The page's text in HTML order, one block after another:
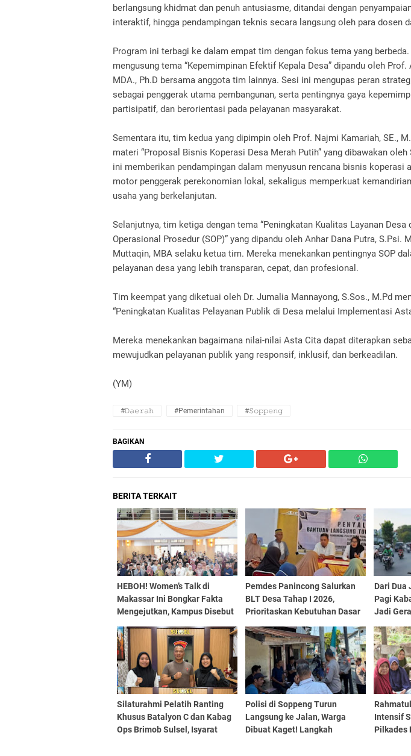
berlangsung khidmat dan penuh antusiasme, ditandai dengan
interaktif, hingga pendampingan teknis secara langsung oleh para dosen
Program ini terbagi ke dalam empat tim dengan fokus tema yang
mengusung tema “Kepemimpinan Efektif Kepala Desa” dipandu oleh Prof.
MDA., Ph.D bersama anggota tim lainnya. Sesi ini mengupas peran
sebagai penggerak utama pembangunan, serta pentingnya gaya
partisipatif, dan berorientasi pada pelayanan masyarakat.
Sementara itu, tim kedua yang dipimpin oleh Prof. Najmi Kamariah, SE.,
materi “Proposal Bisnis Koperasi Desa Merah Putih” yang dibawakan oleh
ini memberikan pendampingan dalam menyusun rencana bisnis koperasi
motor penggerak perekonomian lokal, sekaligus memperkuat
usaha yang berkelanjutan.
Selanjutnya, tim ketiga dengan tema “Peningkatan Kualitas Layanan Desa
Operasional Prosedur (SOP)” yang dipandu oleh Anhar Dana Putra, S.Psi.
Muttaqin, MBA selaku ketua tim. Mereka menekankan pentingnya SOP
pelayanan desa yang lebih transparan, cepat, dan profesional.
Tim keempat yang diketuai oleh Dr. Jumalia Mannayong, S.Sos., M.Pd
“Peningkatan Kualitas Pelayanan Publik di Desa melalui Implementasi
Mereka menekankan bagaimana nilai-nilai Asta Cita dapat diterapkan
mewujudkan pelayanan publik yang responsif, inklusif, dan berkeadilan.
(YM)
#𝙳𝚊𝚎𝚛𝚊𝚑 #Pemerintahan #𝚂𝚘𝚙𝚙𝚎𝚗𝚐
BAGIKAN
BERITA TERKAIT
HEBOH! Women’s Talk di
Makassar Ini Bongkar Fakta
Mengejutkan, Kampus Disebut
Perempuan dari Lokal ke Dunia
Pemdes Panincong Salurkan
BLT Desa Tahap I 2026,
Prioritaskan Kebutuhan Dasar
Dari Dua
Pagi
Jadi
Silaturahmi Pelatih Ranting
Khusus Batalyon C dan Kabag
Ops Brimob Sulsel, Isyarat
Polisi di Soppeng Turun
Langsung ke Jalan, Warga
Dibuat Kaget! Langkah
Intensif
Pilkades